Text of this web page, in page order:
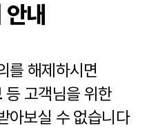
내
를 해제하시면
등 고객님을 위한
아보실 수 없습니다